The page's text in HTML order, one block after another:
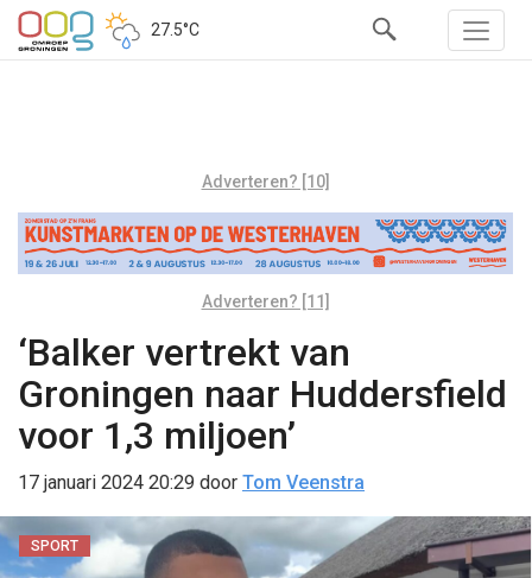
27.5°C
Adverteren? [10]
Adverteren? [11]
‘Balker vertrekt van
Groningen naar Huddersfield
voor 1,3 miljoen’
17 januari 2024 20:29 door Tom Veenstra
SPORT